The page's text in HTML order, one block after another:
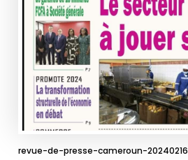
revue-de-presse-cameroun-20240216